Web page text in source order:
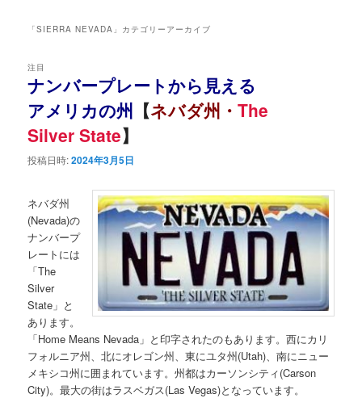
「SIERRA NEVADA 」カテゴリーアーカイブ
ナンバープレートから見える
アメリカの州 【ネバダ州・The
Silver State】
注目
投稿日時:2024年3月5日
ネバダ州
(Nevada)の
ナンバープ
レートには
「The
Silver
State」と
あります。
「Home Means Nevada」と印字されたのもあります。西にカリ
フォルニア州、北にオレゴン州、東にユタ州(Utah)、南にニュー
メキシコ州に囲まれています。州都はカーソンシティ(Carson
City)。最大の街はラスベガス(Las Vegas)となっています。